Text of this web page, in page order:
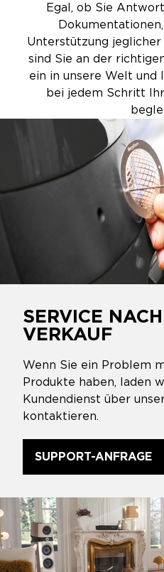
Egal, ob Sie
Unterstützung
sind Sie an der
ein in unsere Welt und
bei jedem Schritt
SERVICE
VERKAUF
Wenn Sie ein Problem
Produkte haben, laden
Kundendienst über
kontaktieren.
SUPPORT-ANFRAGE